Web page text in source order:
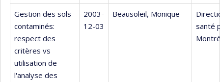
Gestion des sols
contaminés:
respect des
critères vs
utilisation de
l'analyse des
2003-
12-03
Beausoleil, Monique
santé